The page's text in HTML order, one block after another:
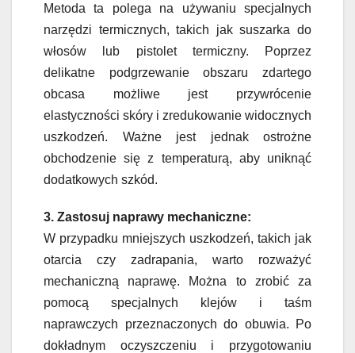
Metoda ta polega na używaniu specjalnych
narzędzi termicznych, takich jak suszarka do
włosów lub pistolet termiczny. Poprzez
delikatne podgrzewanie obszaru zdartego
obcasa możliwe jest przywrócenie
elastyczności skóry i zredukowanie widocznych
uszkodzeń. Ważne jest jednak ostrożne
obchodzenie się z temperaturą, aby uniknąć
dodatkowych szkód.
3. Zastosuj naprawy mechaniczne:
W przypadku mniejszych uszkodzeń, takich jak
otarcia czy zadrapania, warto rozważyć
mechaniczną naprawę. Można to zrobić za
pomocą specjalnych klejów i taśm
naprawczych przeznaczonych do obuwia. Po
dokładnym oczyszczeniu i przygotowaniu